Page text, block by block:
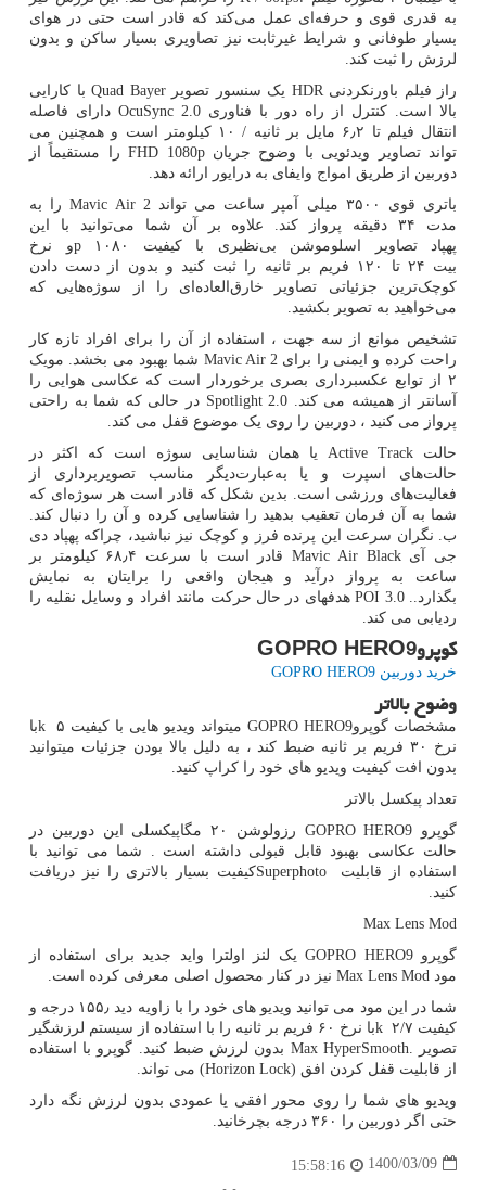
به قدری قوی و حرفه‌ای عمل می‌کند که قادر است حتی در هوای
بسیار طوفانی و شرایط غیرثابت نیز تصاویری بسیار ساکن و بدون
لرزش را ثبت کند.
راز فیلم باورنکردنیHDR یک سنسور تصویرQuad Bayer با کارایی
بالا است. کنترل از راه دور با فناوری OcuSync 2.0 دارای فاصله
انتقال فیلم تا ۶٫۲ مایل بر ثانیه / ۱۰ کیلومتر است و همچنین می
تواند تصاویر ویدئویی با وضوح جریانFHD 1080pرا مستقیماً از
دوربین از طریق امواج وایفای به درایور ارائه دهد.
باتری قوی ۳۵۰۰ میلی آمپر ساعت می تواند
Mavic Air 2 را به
مدت ۳۴ دقیقه پرواز کند. علاوه بر آن شما می‌توانید با این
پهپاد تصاویر اسلوموشن بی‌نظیری با کیفیت ۱۰۸۰
pو نرخ
بیت ۲۴ تا ۱۲۰ فریم بر ثانیه را ثبت کنید و بدون از دست دادن
کوچک‌ترین جزئیاتی تصاویر خارق‌العاده‌ای را از سوژه‌هایی که
می‌خواهید به تصویر بکشید.
تشخیص موانع از سه جهت ، استفاده از آن را برای افراد تازه کار
راحت کرده و ایمنی را برای Mavic Air 2 شما بهبود می بخشد. مویک
۲ از توابع عکسبرداری بصری برخوردار است که عکاسی هوایی را
آسانتر از همیشه می کند. Spotlight 2.0 در حالی که شما به راحتی
پرواز می کنید ، دوربین را روی یک موضوع قفل می کند.
حالت Active Track یا همان شناسایی سوژه است که اکثر در
حالت‌های اسپرت و یا به‌عبارت‌دیگر مناسب تصویربرداری از
فعالیت‌های ورزشی است. بدین شکل که قادر است هر سوژه‌ای که
شما به آن فرمان تعقیب بدهید را شناسایی کرده و آن را دنبال کند.
ب. نگران سرعت این پرنده فرز و کوچک نیز نباشید، چراکه پهپاد دی
جی آی Mavic Air Black
قادر است با سرعت ۶۸٫۴ کیلومتر بر
ساعت به پرواز درآید و هیجان واقعی را برایتان به نمایش
بگذارد..POI 3.0هدفهای در حال حرکت مانند افراد و وسایل نقلیه را
ردیابی می کند.
گوپروGOPRO HERO9
خرید دوربین GOPRO HERO9
وضوح بالاتر
مشخصات گوپروGOPRO HERO9 میتواند ویدیو هایی با کیفیت ۵ kبا
نرخ ۳۰ فریم بر ثانیه ضبط کند ، به دلیل بالا بودن جزئیات میتوانید
بدون افت کیفیت ویدیو های خود را کراپ کنید.
تعداد پیکسل بالاتر
گوپرو GOPRO HERO9
رزولوشن ۲۰ مگاپیکسلی این دوربین در
حالت عکاسی بهبود قابل قبولی داشته است . شما می توانید با
استفاده از قابلیت
Superphotoکیفیت بسیار بالاتری را نیز دریافت
کنید.
Max Lens Mod
گوپرو GOPRO HERO9 یک لنز اولترا واید جدید برای استفاده از
مود Max Lens Mod نیز در کنار محصول اصلی معرفی کرده است.
شما در این مود می توانید ویدیو های خود را با زاویه دید ۱۵۵٫ درجه و
کیفیت ۲/۷
k
با نرخ ۶۰ فریم بر ثانیه را با استفاده از سیستم لرزشگیر
تصویر
Max HyperSmooth. بدون لرزش ضبط کنید. گوپرو با استفاده
از قابلیت قفل کردن افق (Horizon Lock) می تواند.
ویدیو های شما را روی محور افقی یا عمودی بدون لرزش نگه دارد
حتی اگر دوربین را ۳۶۰ درجه بچرخانید.
1400/03/09
15:58:16